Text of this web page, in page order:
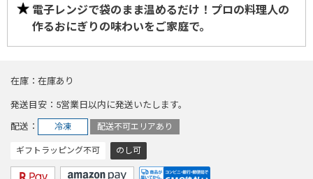
電子レンジで袋のまま温めるだけ！プロの料理人の
作るおにぎりの味わいをご家庭で。
在庫 在庫あり
発送目安 5営業日以内に発送いたします。
配送 冷凍 配送不可エリアあり
ギフトラッピング不可 のし可